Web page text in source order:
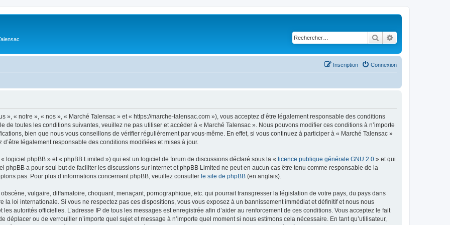
Rechercher
Connexion
Inscription
», « notre », « nos », « Marché Talensac » et « https://marche-talensac.com »), vous acceptez d’être légalement responsable des conditions
de toutes les conditions suivantes, veuillez ne pas utiliser et accéder à « Marché Talensac ». Nous pouvons modifier ces conditions à n’importe
bien que nous vous conseillons de vérifier régulièrement par vous-même. En effet, si vous continuez à participer à « Marché Talensac »
légalement responsable des conditions modifiées et mises à jour.
logiciel phpBB » et « phpBB Limited ») qui est un logiciel de forum de discussions déclaré sous la « licence publique générale GNU 2.0 » et qui
phpBB a pour seul but de faciliter les discussions sur internet et phpBB Limited ne peut en aucun cas être tenu comme responsable de la
pas. Pour plus d’informations concernant phpBB, veuillez consulter le site de phpBB (en anglais).
vulgaire, diffamatoire, choquant, menaçant, pornographique, etc. qui pourrait transgresser la législation de votre pays, du pays dans
la loi internationale. Si vous ne respectez pas ces dispositions, vous vous exposez à un bannissement immédiat et définitif et nous nous
autorités officielles. L’adresse IP de tous les messages est enregistrée afin d’aider au renforcement de ces conditions. Vous acceptez le fait
déplacer ou de verrouiller n’importe quel sujet et message à n’importe quel moment si nous estimons cela nécessaire. En tant qu’utilisateur,